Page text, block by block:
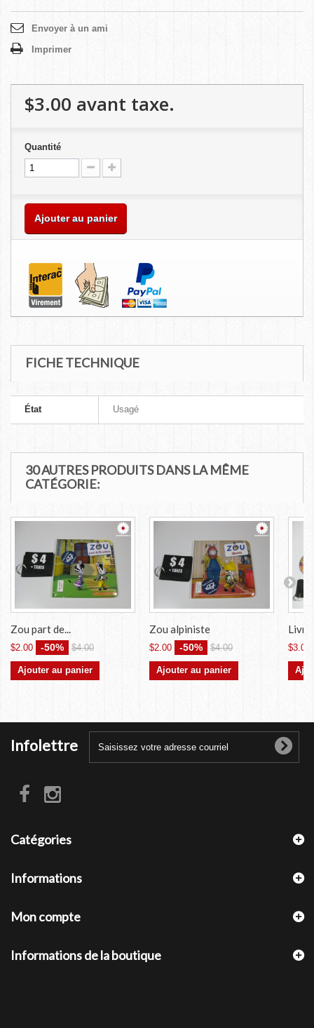
Envoyer à un ami
Imprimer
$3.00 avant taxe.
Quantité
Ajouter au panier
FICHE TECHNIQUE
État Usagé
30 AUTRES PRODUITS DANS LA MÊME
CATÉGORIE:
Zou part de...
$2.00 -50% $4.00
Ajouter au panier
Zou alpiniste
$2.00 -50% $4.00
Ajouter au panier
$3.00
Infolettre
Catégories
Informations
Mon compte
Informations de la boutique